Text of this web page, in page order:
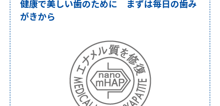
健康で美しい歯のために まずは毎日の歯み
がきから